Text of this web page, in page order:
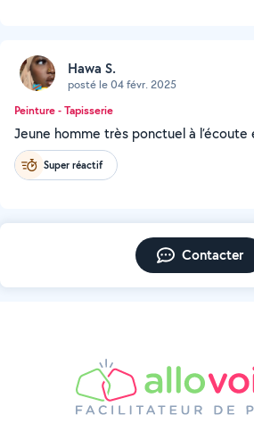
Hawa S.
posté le 04 févr. 2025
Peinture - Tapisserie
Jeune homme très ponctuel à l’écoute
Super réactif
Contacter